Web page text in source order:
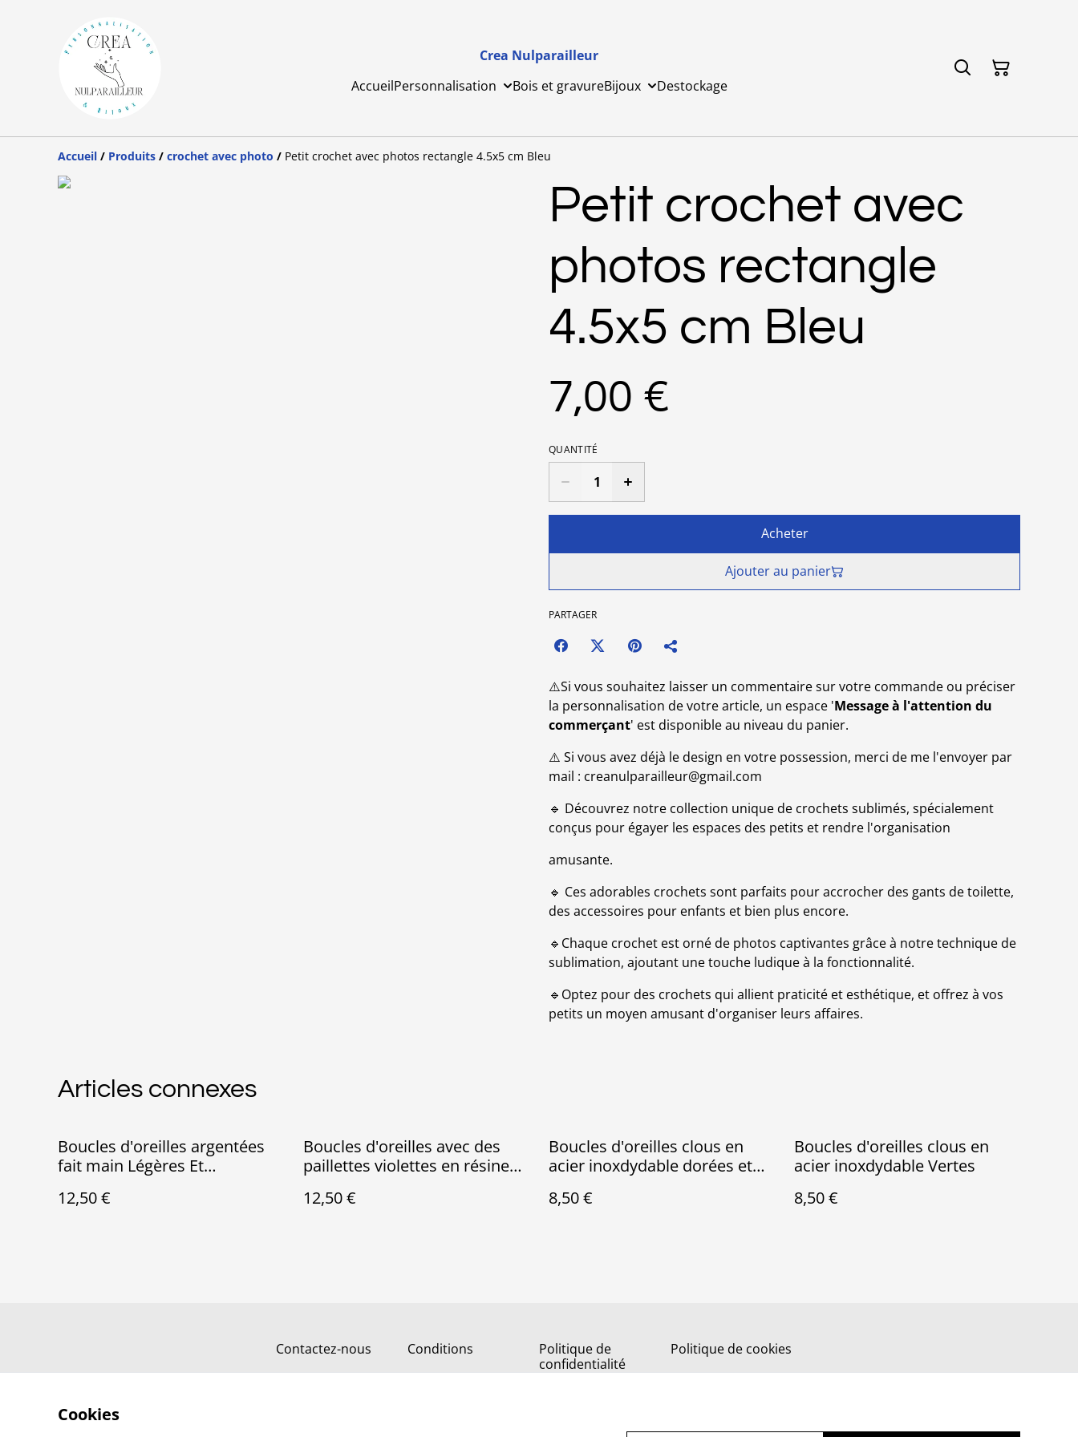
Crea Nulparailleur
AccueilPersonnalisation Bois et gravureBijoux Destockage
Accueil / Produits / crochet avec photo / Petit crochet avec photos rectangle 4.5x5 cm Bleu
Petit crochet avec
photos rectangle
4.5x5 cm Bleu
7,00 €
QUANTITÉ
Acheter
Ajouter au panier
PARTAGER
⚠️Si vous souhaitez laisser un commentaire sur votre commande ou préciser
la personnalisation de votre article, un espace 'Message à l'attention du
commerçant' est disponible au niveau du panier.
⚠️ Si vous avez déjà le design en votre possession, merci de me l'envoyer par
mail : creanulparailleur@gmail.com
🔹 Découvrez notre collection unique de crochets sublimés, spécialement
conçus pour égayer les espaces des petits et rendre l'organisation
amusante.
🔹 Ces adorables crochets sont parfaits pour accrocher des gants de toilette,
des accessoires pour enfants et bien plus encore.
🔹Chaque crochet est orné de photos captivantes grâce à notre technique de
sublimation, ajoutant une touche ludique à la fonctionnalité.
🔹Optez pour des crochets qui allient praticité et esthétique, et offrez à vos
petits un moyen amusant d'organiser leurs affaires.
Articles connexes
Boucles d'oreilles argentées
fait main Légères Et
12,50 €
Boucles d'oreilles avec des
paillettes violettes en résine
Hypoallergénique
12,50 €
Boucles d'oreilles clous en
acier inoxdydable dorées et
8,50 €
Boucles d'oreilles clous en
acier inoxdydable Vertes
8,50 €
Contactez-nous Conditions
Politique de
confidentialité
Politique de cookies
Cookies